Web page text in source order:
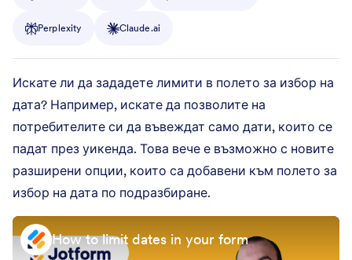
Perplexity Claude.ai
Искате ли да зададете лимити в полето за избор на
дата? Например, искате да позволите на
потребителите си да въвеждат само дати, които се
падат през уикенда. Това вече е възможно с новите
разширени опции, които са добавени към полето за
избор на дата по подразбиране.
How to limit dates in your form